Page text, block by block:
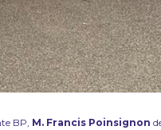
BP, M. Francis Poinsignon